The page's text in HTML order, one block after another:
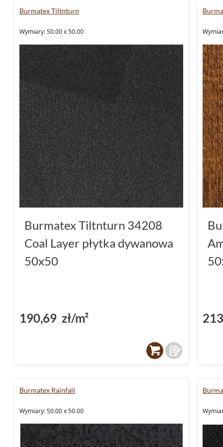
Burmatex Tiltnturn
Wymiary: 50.00 x 50.00
Burmatex Tiltnturn 34208
Coal Layer płytka dywanowa
50x50
190,69 zł/m²
Burmatex Rainfall
Wymiary: 50.00 x 50.00